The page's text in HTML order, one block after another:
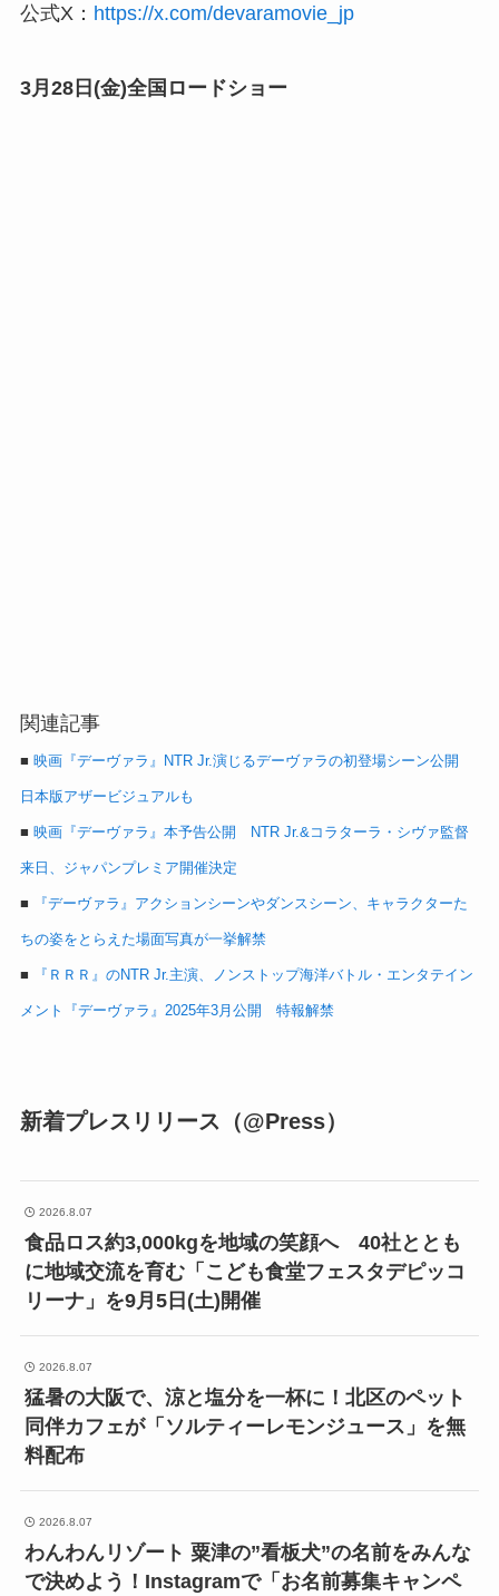
公式X： https://x.com/devaramovie_jp
3月28日(金)全国ロードショー
関連記事
■ 映画『デーヴァラ』NTR Jr.演じるデーヴァラの初登場シーン公開
日本版アザービジュアルも
■ 映画『デーヴァラ』本予告公開 NTR Jr.&コラターラ・シヴァ監督
来日、ジャパンプレミア開催決定
■ 『デーヴァラ』アクションシーンやダンスシーン、キャラクターた
ちの姿をとらえた場面写真が一挙解禁
■ 『ＲＲＲ』のNTR Jr.主演、ノンストップ海洋バトル・エンタテイン
メント『デーヴァラ』2025年3月公開 特報解禁
新着プレスリリース（@Press）
2026.8.07
食品ロス約3,000kgを地域の笑顔へ 40社ととも
に地域交流を育む「こども食堂フェスタデピッコ
リーナ」を9月5日(土)開催
2026.8.07
猛暑の大阪で、涼と塩分を一杯に！北区のペット
同伴カフェが「ソルティーレモンジュース」を無
料配布
2026.8.07
わんわんリゾート 粟津の”看板犬”の名前をみんな
で決めよう！Instagramで「お名前募集キャンペ